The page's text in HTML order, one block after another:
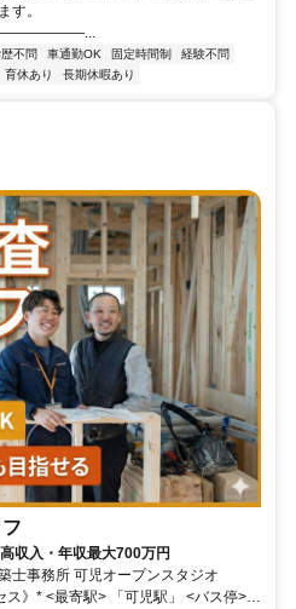
す。
不問 車通勤OK 固定時間制
経験不問
育休あり 長期休暇あり
収入・年収最大700万円
士事務所 可児オープンスタジオ
<最寄駅> 「可児駅」 <バス停>